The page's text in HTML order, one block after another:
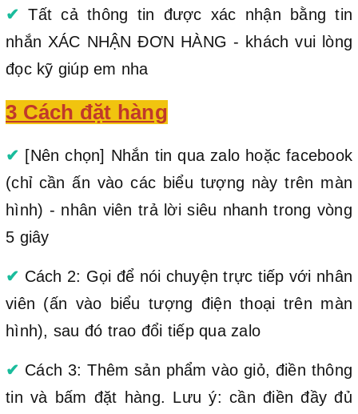
✔ Tất cả thông tin được xác nhận bằng tin
nhắn XÁC NHẬN ĐƠN HÀNG - khách vui lòng
đọc kỹ giúp em nha
3 Cách đặt hàng
✔ [Nên chọn] Nhắn tin qua zalo hoặc facebook
(chỉ cần ấn vào các biểu tượng này trên màn
hình) - nhân viên trả lời siêu nhanh trong vòng
5 giây
✔ Cách 2: Gọi để nói chuyện trực tiếp với nhân
viên (ấn vào biểu tượng điện thoại trên màn
hình), sau đó trao đổi tiếp qua zalo
✔ Cách 3: Thêm sản phẩm vào giỏ, điền thông
tin và bấm đặt hàng. Lưu ý: cần điền đầy đủ